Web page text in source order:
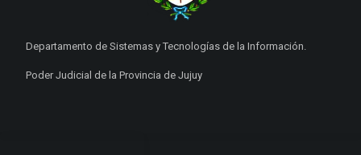
Departamento de Sistemas y Tecnologías de la Información.
Poder Judicial de la Provincia de Jujuy